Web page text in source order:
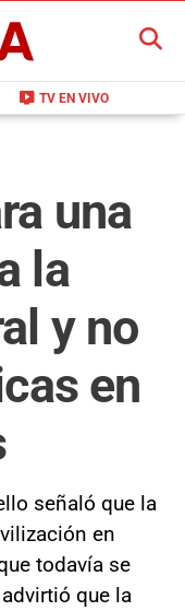
live_tv TV EN VIVO
BUSCAR
una
la
y no
en
señaló que la
en
todavía se
que la